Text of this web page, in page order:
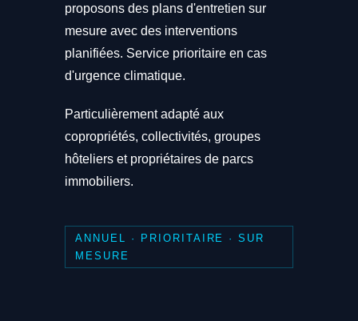
proposons des plans d'entretien sur
mesure avec des interventions
planifiées. Service prioritaire en cas
d'urgence climatique.
Particulièrement adapté aux
copropriétés, collectivités, groupes
hôteliers et propriétaires de parcs
immobiliers.
ANNUEL · PRIORITAIRE · SUR
MESURE